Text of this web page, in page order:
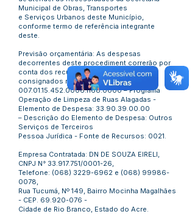
Municipal de Obras, Transportes
e Serviços Urbanos deste Município,
conforme termo de referência integrante
deste.
Previsão orçamentária: As despesas
decorrentes deste procediment correrão por
conta dos recursos orçamentários
consignados no Programa de Trabalho:
007.01.15.452.0006.1168.0000 – Programa
Operação de Limpeza de Ruas Alagadas -
Elemento de Despesa: 33.90.39.00.00
– Descrição do Elemento de Despesa: Outros
Serviços de Terceiros
Pessoa Jurídica - Fonte de Recursos: 0021.
Empresa Contratada: DN DE SOUZA EIRELI,
CNPJ N° 33.917.751/0001-26,
Telefone: (068) 3229-6962 e (068) 99986-
0078,
Rua Tucumá, Nº 149, Bairro Mocinha Magalhães
- CEP. 69.920-076 -
Cidade de Rio Branco, Estado do Acre.